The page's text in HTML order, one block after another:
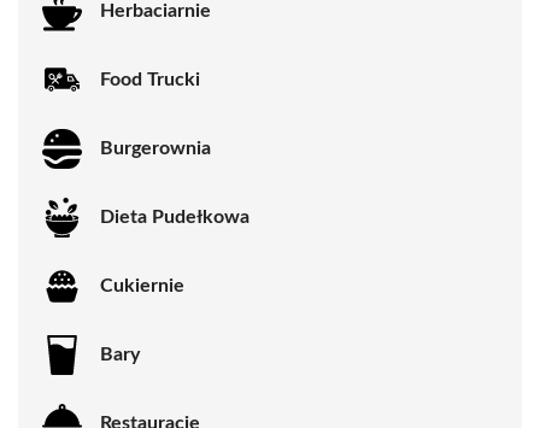
Herbaciarnie
Food Trucki
Burgerownia
Dieta Pudełkowa
Cukiernie
Bary
Restauracje